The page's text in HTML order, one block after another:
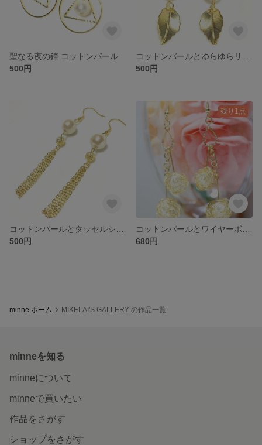
聖なる夜の鐘 コットンパール
500円
500円
500円
残り1点
680円
minne ホーム MIKELAI'S GALLERY の作品一覧
minneを知る
minneについて
minneで買いたい
作品をさがす
ショップをさがす